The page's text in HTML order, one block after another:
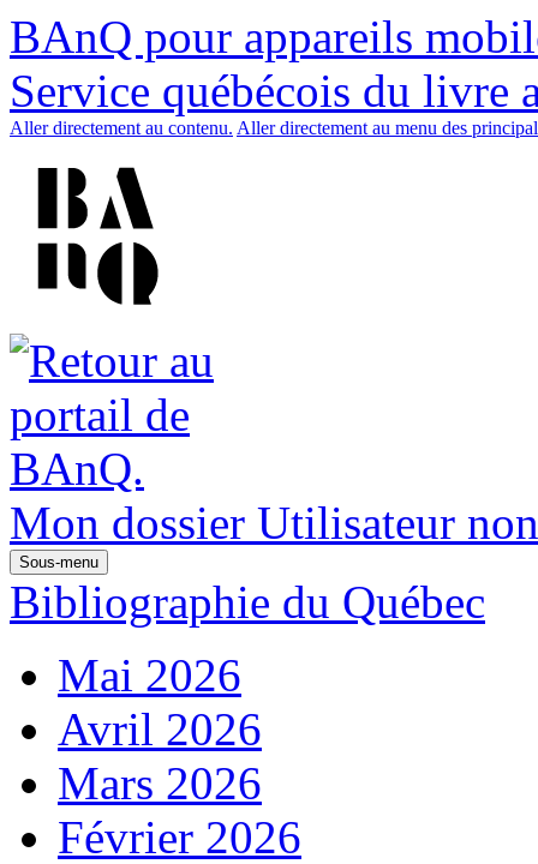
BAnQ pour appareils
Service québécois du livre
Aller directement au contenu. Aller directement au menu des
Mon dossier Utilisateur
Sous-menu
Bibliographie du Québec
Mai 2026
Avril 2026
Mars 2026
Février 2026